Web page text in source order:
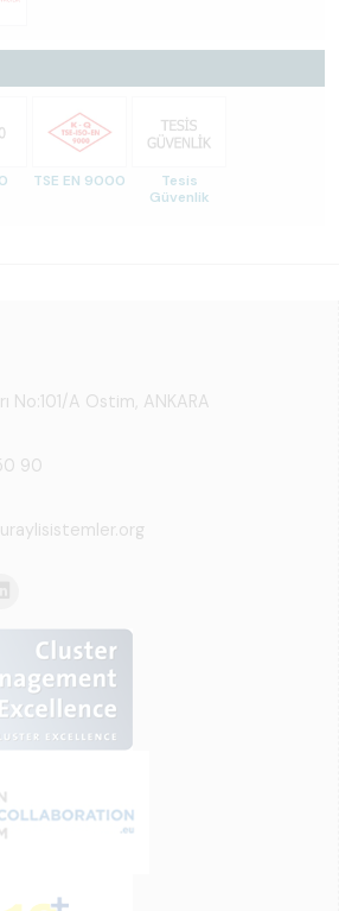
TSE EN 9000
Tesis
Güvenlik
No:101/A Ostim, ANKARA
90